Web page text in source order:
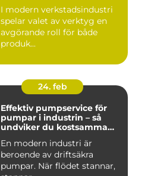
I modern verkstadsindustri
spelar valet av verktyg en
avgörande roll för både
produk...
24. feb
Effektiv pumpservice för
pumpar i industrin – så
undviker du kostsamma
En modern industri är
beroende av driftsäkra
pumpar. När flödet stannar,